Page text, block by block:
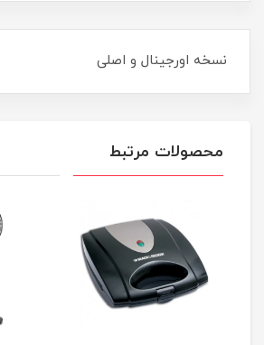
نسخه اورجینال و اصلی
محصولات مرتبط